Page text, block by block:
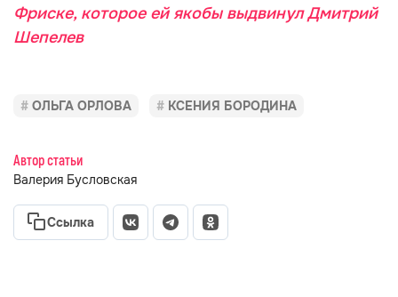
Фриске, которое ей якобы выдвинул Дмитрий
Шепелев
ОЛЬГА ОРЛОВА КСЕНИЯ БОРОДИНА
Автор статьи
Валерия Бусловская
Ссылка